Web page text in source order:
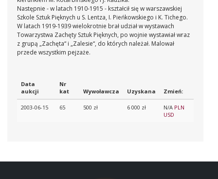
Następnie - w latach 1910-1915 - kształcił się w warszawskiej
Szkole Sztuk Pięknych u S. Lentza, I. Pieńkowskiego i K. Tichego.
W latach 1919-1939 wielokrotnie brał udział w wystawach
Towarzystwa Zachęty Sztuk Pięknych, po wojnie wystawiał wraz
z grupą „Zachęta“ i „Zalesie“, do których należał. Malował
przede wszystkim pejzaże.
Data
aukcji
Nr
kat
Wywoławcza Uzyskana Zmień:
2003-06-15 65 500 zł 6 000 zł N/A PLN
USD